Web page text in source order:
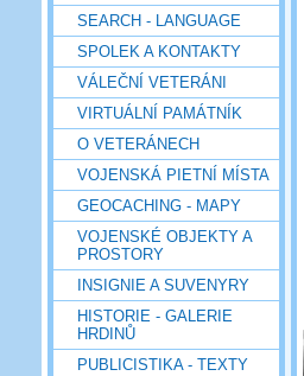
SEARCH - LANGUAGE
SPOLEK A KONTAKTY
VÁLEČNÍ VETERÁNI
VIRTUÁLNÍ PAMÁTNÍK
O VETERÁNECH
VOJENSKÁ PIETNÍ MÍSTA
GEOCACHING - MAPY
VOJENSKÉ OBJEKTY A
PROSTORY
INSIGNIE A SUVENYRY
HISTORIE - GALERIE
HRDINŮ
PUBLICISTIKA - TEXTY